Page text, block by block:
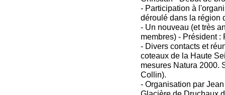
- Participation à
déroulé dans la région
- Un nouveau (et très
membres) - Président :
- Divers contacts et
coteaux de la Haute
mesures Natura 2000.
Collin).
- Organisation par